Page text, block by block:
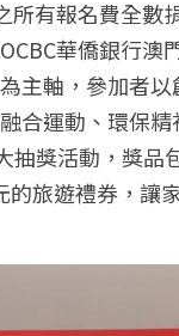
有報名費全數
華僑銀行澳
主軸，參加者
合運動、環保
獎活動，獎品
旅遊禮券，讓